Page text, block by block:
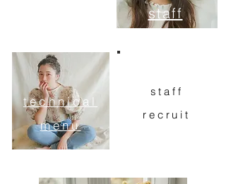
staff
technical
menu
staff
recruit